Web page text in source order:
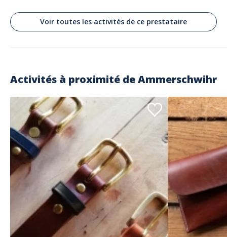
Commenté le 20/03/2026
I had a fantastic time at Parenthese Vigneronne: Wine and Chocolate
session enjoyable. She was patient, answered all our questions, and
each combination brought out new flavors in a super nice and
surprising way. Overall, it was a wonderful, tasty, and memorable
Avis clients
Voir toutes les activités de ce prestataire
Activités à proximité deAmmerschwihr